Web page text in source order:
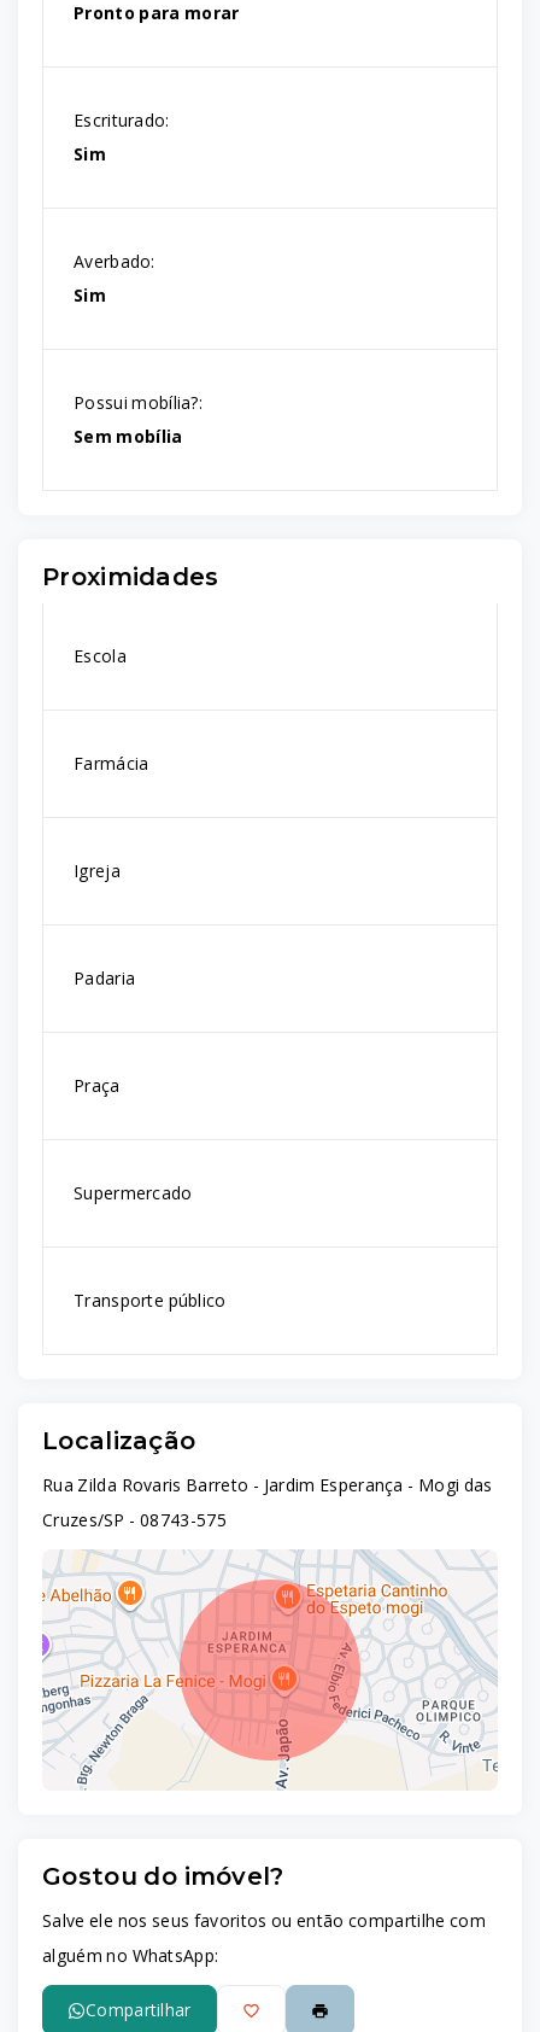
Pronto para morar
Escriturado:
Sim
Averbado:
Sim
Possui mobília?:
Sem mobília
Proximidades
Escola
Farmácia
Igreja
Padaria
Praça
Supermercado
Transporte público
Localização
Rua Zilda Rovaris Barreto - Jardim Esperança - Mogi das
Cruzes/SP - 08743-575
Gostou do imóvel?
Salve ele nos seus favoritos ou então compartilhe com
alguém no WhatsApp:
Compartilhar